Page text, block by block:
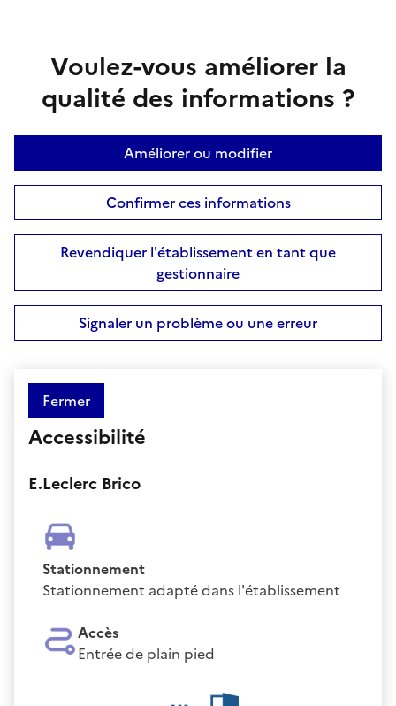
Voulez-vous améliorer la
qualité des informations ?
Améliorer ou modifier
Confirmer ces informations
Revendiquer l'établissement en tant que
gestionnaire
Signaler un problème ou une erreur
Fermer
Accessibilité
E.Leclerc Brico
Stationnement
Stationnement adapté dans l'établissement
Accès
Entrée de plain pied